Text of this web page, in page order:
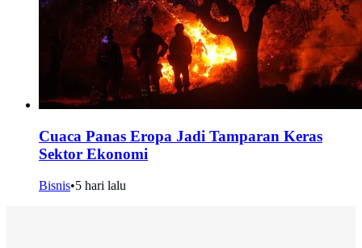
Cuaca Panas Eropa Jadi Tamparan Keras
Sektor Ekonomi
Bisnis•5 hari lalu